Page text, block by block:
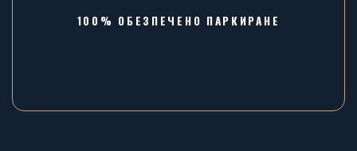
100% ОБЕЗПЕЧЕНО ПАРКИРАНЕ